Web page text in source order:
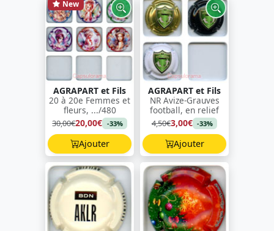
New
AGRAPART et Fils
20 à 20e Femmes et
fleurs, .../480
30,00€20,00€ -33%
Ajouter
AGRAPART et Fils
NR Avize-Grauves
football, en relief
4,50€3,00€ -33%
Ajouter